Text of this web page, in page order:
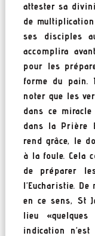
attester sa
de
ses disciples
accomplira
pour les
forme du pain.
noter que les
dans ce
dans la Prière
rend grâce, le
à la foule. Cela
de préparer
l’Eucharistie.
en ce sens, St
lieu
indication